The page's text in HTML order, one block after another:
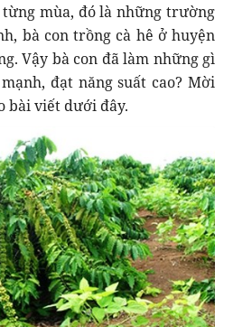
mùa, đó là những trường
bà con trồng cà hê ở huyện
Vậy bà con đã làm những gì
đạt năng suất cao? Mời
bài viết dưới đây.